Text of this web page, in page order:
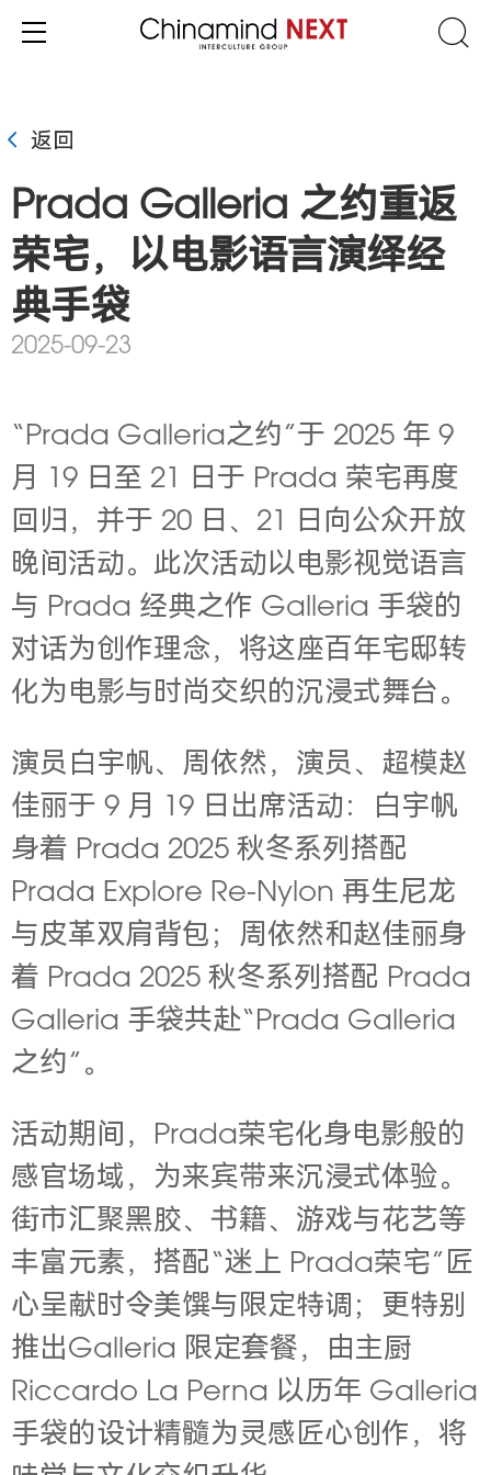
返回
Prada Galleria 之约重返
荣宅，以电影语言演绎经
典手袋
2025-09-23
“Prada Galleria之约”于 2025 年 9
月 19 日至 21 日于 Prada 荣宅再度
回归，并于 20 日、21 日向公众开放
晚间活动。此次活动以电影视觉语言
与 Prada 经典之作 Galleria 手袋的
对话为创作理念，将这座百年宅邸转
化为电影与时尚交织的沉浸式舞台。
演员白宇帆、周依然，演员、超模赵
佳丽于 9 月 19 日出席活动：白宇帆
身着 Prada 2025 秋冬系列搭配
Prada Explore Re-Nylon 再生尼龙
与皮革双肩背包；周依然和赵佳丽身
着 Prada 2025 秋冬系列搭配 Prada
Galleria 手袋共赴“Prada Galleria
之约”。
活动期间，Prada荣宅化身电影般的
感官场域，为来宾带来沉浸式体验。
街市汇聚黑胶、书籍、游戏与花艺等
丰富元素，搭配“迷上 Prada荣宅”匠
心呈献时令美馔与限定特调；更特别
推出Galleria 限定套餐，由主厨
Riccardo La Perna 以历年 Galleria
手袋的设计精髓为灵感匠心创作，将